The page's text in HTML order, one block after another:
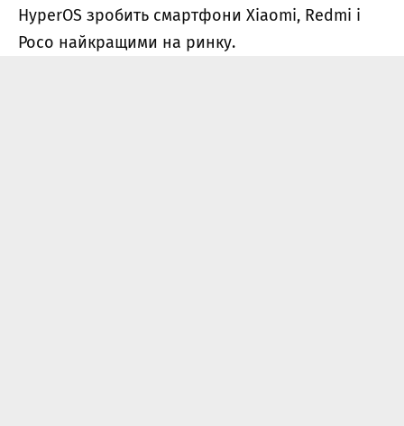
HyperOS зробить смартфони Xiaomi, Redmi і
Poco найкращими на ринку.